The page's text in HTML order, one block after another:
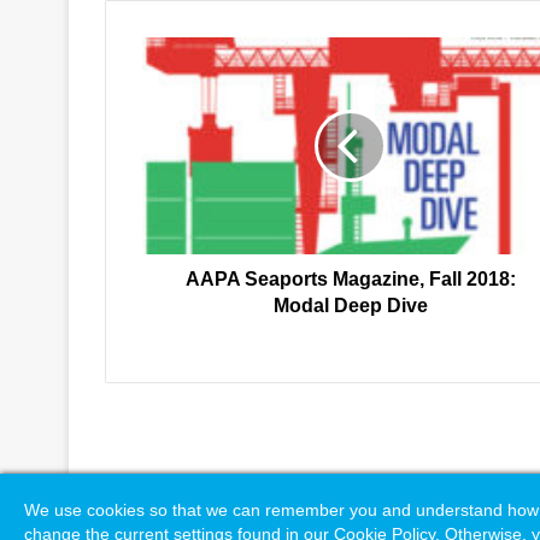
AAPA
Seaports
Deep
AAPA Seaports Magazine, Fall 2018:
Modal Deep Dive
We use cookies so that we can remember you and understand
change the current settings found in our Cookie Policy.